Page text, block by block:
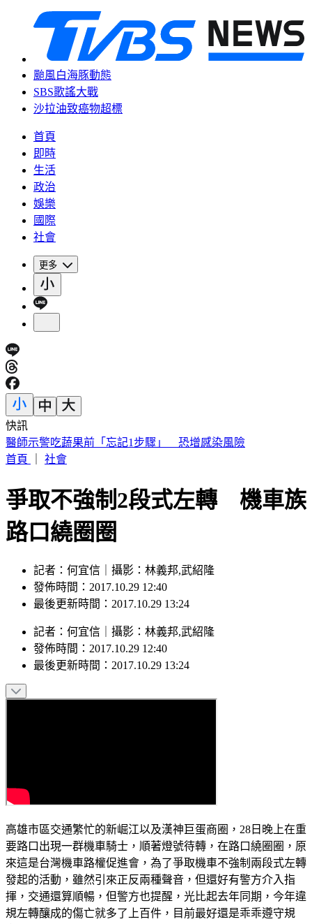
颱風白海豚動態
SBS歌謠大戰
沙拉油致癌物超標
首頁
即時
生活
政治
娛樂
國際
社會
更多
快訊
食藥署公開7/4毒油會議紀錄 還原「20%免下架」決策過程
首頁
社會
爭取不強制2段式左轉 機車族
路口繞圈圈
記者：何宜信｜攝影：林義邦,武紹隆
發佈時間：2017.10.29 12:40
最後更新時間：2017.10.29 13:24
記者 ： 何宜信 攝影 ： 林義邦,武紹隆
發佈時間： 2017.10.29 12:40
最後更新時間： 2017.10.29 13:24
高雄市區交通繁忙的新崛江以及漢神巨蛋商圈，28日晚上在重
要路口出現一群機車騎士，順著燈號待轉，在路口繞圈圈，原
來這是台灣機車路權促進會，為了爭取機車不強制兩段式左轉
發起的活動，雖然引來正反兩種聲音，但還好有警方介入指
揮，交通還算順暢，但警方也提醒，光比起去年同期，今年違
規左轉釀成的傷亡就多了上百件，目前最好還是乖乖遵守規